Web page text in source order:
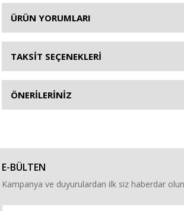
ÜRÜN YORUMLARI
TAKSİT SEÇENEKLERİ
ÖNERİLERİNİZ
E-BÜLTEN
Kampanya ve duyurulardan ilk siz haberdar